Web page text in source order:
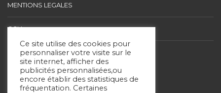
MENTIONS LEGALES
CGU
BARÈME D’HONORAIRES
SUIVEZ-NOUS
Ce site utilise des cookies pour
personnaliser votre visite sur le
site internet, afficher des
publicités personnalisées,ou
encore établir des statistiques de
fréquentation. Certaines